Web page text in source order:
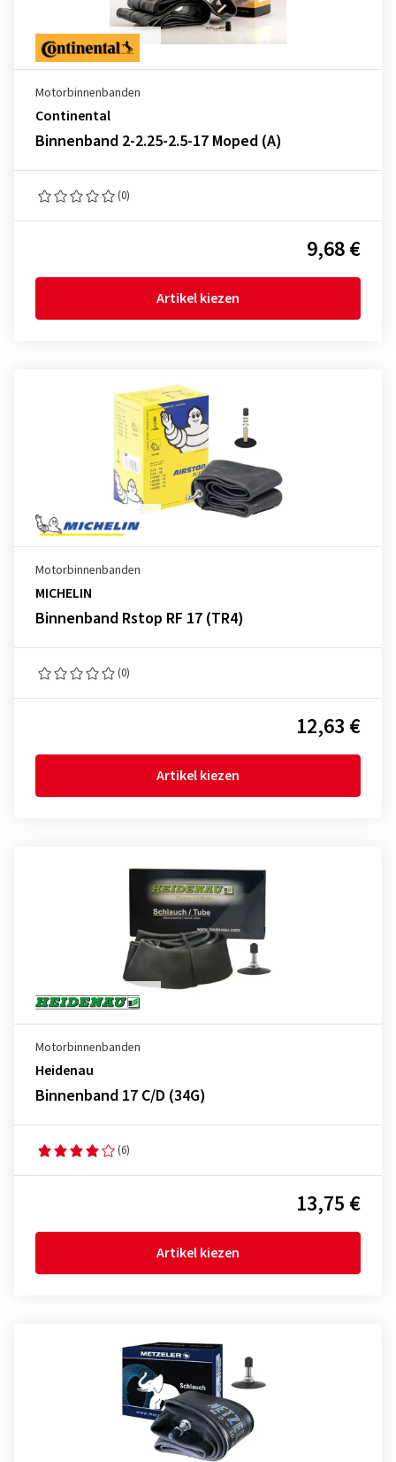
Motorbinnenbanden
Continental
Binnenband 2-2.25-2.5-17 Moped (A)
(0)
9,68 €
Artikel kiezen
Motorbinnenbanden
MICHELIN
Binnenband Rstop RF 17 (TR4)
(0)
12,63 €
Artikel kiezen
Motorbinnenbanden
Heidenau
Binnenband 17 C/D (34G)
(6)
13,75 €
Artikel kiezen